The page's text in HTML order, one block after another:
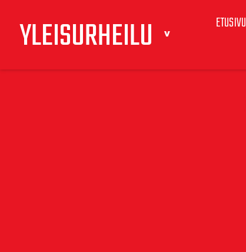
YLEISURHEILU ETUSIVU